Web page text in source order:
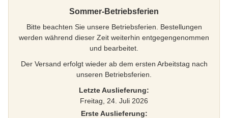
Sommer-Betriebsferien
Bitte beachten Sie unsere Betriebsferien. Bestellungen
werden während dieser Zeit weiterhin entgegengenommen
und bearbeitet.
Der Versand erfolgt wieder ab dem ersten Arbeitstag nach
unseren Betriebsferien.
Letzte Auslieferung:
Freitag, 24. Juli 2026
Erste Auslieferung: